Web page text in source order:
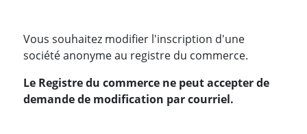
Introduction
Vous souhaitez modifier l'inscription d'une
société anonyme au registre du commerce.
Le Registre du commerce ne peut accepter de
demande de modification par courriel.